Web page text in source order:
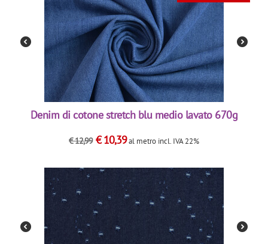
Denim di cotone stretch blu medio lavato 670g
€12,99 €10,39al metro incl. IVA 22%